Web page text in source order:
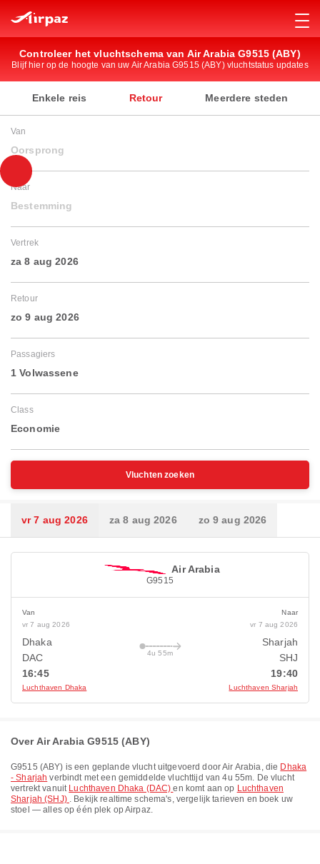
Controleer het vluchtschema van Air Arabia G9515 (ABY)
Blijf hier op de hoogte van uw Air Arabia G9515 (ABY) vluchtstatus updates
Enkele reis Retour Meerdere steden
Van
Oorsprong
Naar
Bestemming
Vertrek
za 8 aug 2026
Retour
zo 9 aug 2026
Passagiers
1 Volwassene
Class
Economie
Vluchten zoeken
vr 7 aug 2026 za 8 aug 2026 zo 9 aug 2026
Air Arabia
G9515
Van
vr 7 aug 2026
Dhaka
DAC
16:45
Luchthaven Dhaka
4u 55m
Naar
vr 7 aug 2026
Sharjah
SHJ
19:40
Luchthaven Sharjah
Over Air Arabia G9515 (ABY)
G9515 (ABY) is een geplande vlucht uitgevoerd doorAir Arabia, die Dhaka
- Sharjah verbindt met een gemiddelde vluchttijd van4u 55m. De vlucht
vertrekt vanuit Luchthaven Dhaka (DAC)en komt aan op Luchthaven
Sharjah (SHJ) . Bekijk realtime schema's, vergelijk tarieven en boek uw
stoel — alles op één plek op Airpaz.